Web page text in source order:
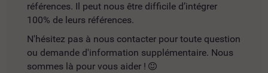
références. Il peut nous être difficile d’intégrer
100% de leurs références.
N'hésitez pas à nous contacter pour toute question
ou demande d'information supplémentaire. Nous
sommes là pour vous aider !